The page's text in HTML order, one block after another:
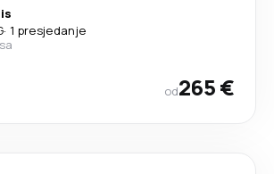
· 1 presjedanje
od265 €